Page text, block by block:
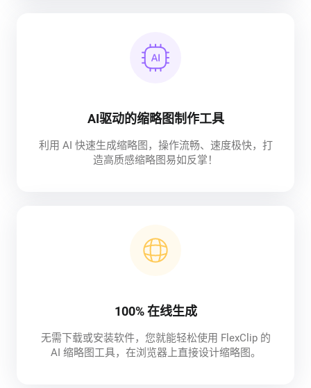
AI驱动的缩略图制作工具
利用 AI 快速生成缩略图，操作流畅、速度极快，打
造高质感缩略图易如反掌！
100% 在线生成
无需下载或安装软件，您就能轻松使用 FlexClip 的
AI 缩略图工具，在浏览器上直接设计缩略图。